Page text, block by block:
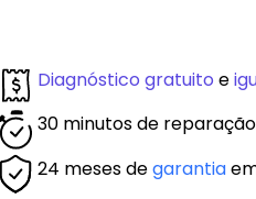
Diagnóstico gratuito e
30 minutos de
24 meses degarantia